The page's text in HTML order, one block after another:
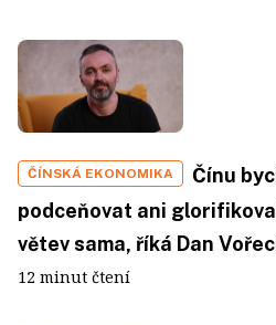
ČÍNSKÁ EKONOMIKA
Čínu
podceňovat ani
větev sama, říká Dan
12 minut čtení